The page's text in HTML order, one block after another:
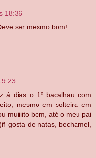
18:36
ser mesmo bom!
á dias o 1º bacalhau com
mesmo em solteira em
muiiiito bom, até o meu pai
gosta de natas, bechamel,